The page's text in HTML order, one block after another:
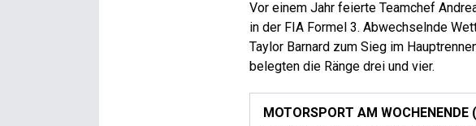
Vor einem Jahr feierte Teamchef
in der FIA Formel 3. Abwechselnde
Taylor Barnard zum Sieg im
belegten die Ränge drei und vier.
MOTORSPORT AM